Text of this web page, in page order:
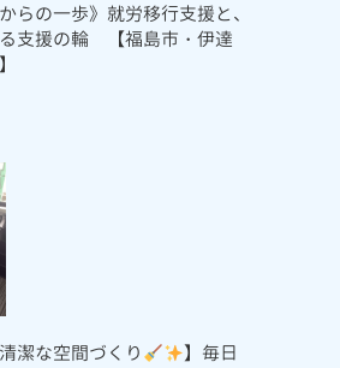
らの一歩》就労移行支援と、
支援の輪 【福島市・伊達
潔な空間づくり
】毎日